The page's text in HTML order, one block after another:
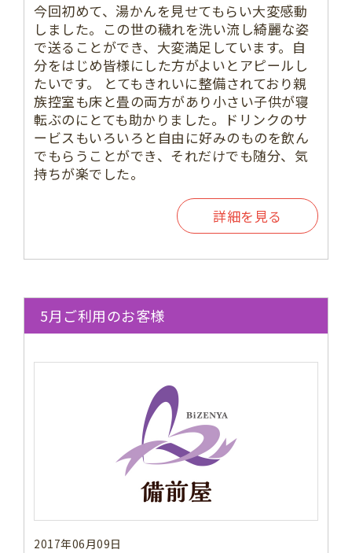
今回初めて、湯かんを見せてもらい大変感動
しました。この世の穢れを洗い流し綺麗な姿
で送ることができ、大変満足しています。自
分をはじめ皆様にした方がよいとアピールし
たいです。 とてもきれいに整備されており親
族控室も床と畳の両方があり小さい子供が寝
転ぶのにとても助かりました。ドリンクのサ
ービスもいろいろと自由に好みのものを飲ん
でもらうことができ、それだけでも随分、気
持ちが楽でした。
詳細を見る
5月ご利用のお客様
2017年06月09日